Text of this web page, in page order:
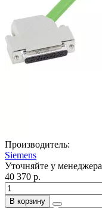
Производитель:
Siemens
Уточняйте у менеджера
40 370 р.
В корзину